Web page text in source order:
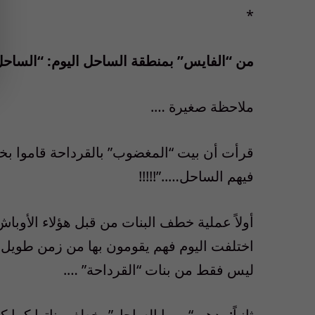
*
من “الفايس” بمنطقة الساحل اليوم:
ملاحظة صغيرة ….
قرأت أن بيت “المغضوب” بالقرداحة قاموا
فيهم الساحل…..”!!!!!
أولاً عملية خطف البنات من قبل هؤلاء
اختلفت اليوم فهم يقومون بها من زمن
ليس فقط من بنات “القرداحة” ….